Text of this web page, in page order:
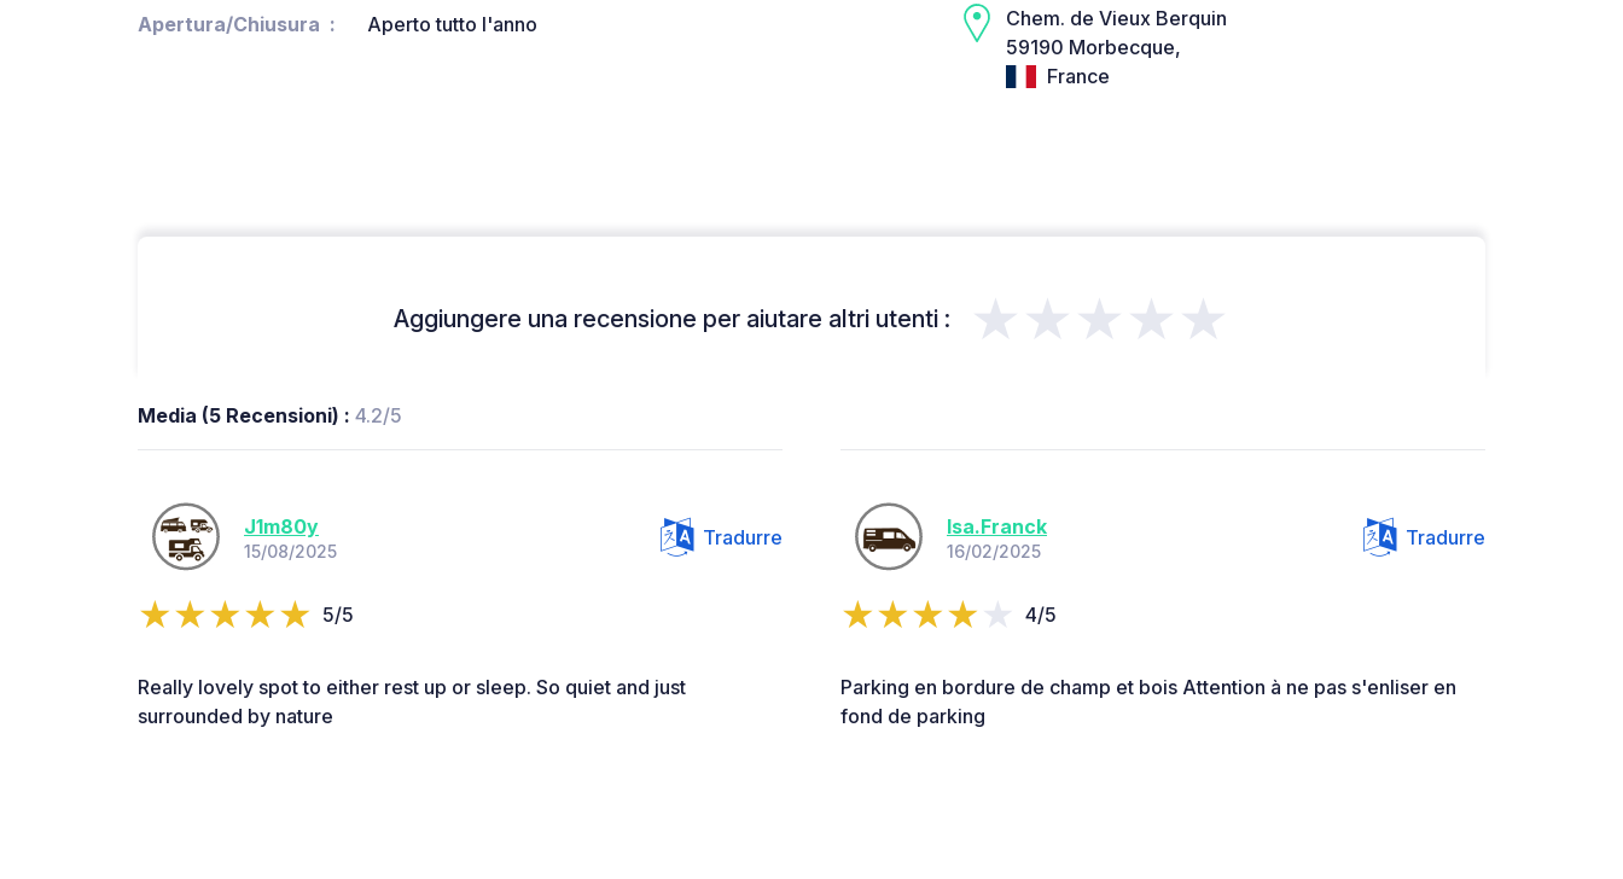
Apertura/Chiusura
Aperto tutto l'anno
Chem. de Vieux Berquin
59190 Morbecque,
France
Aggiungere una recensione per aiutare altri utenti : ★★★★★
Media (5 Recensioni) : 4.2/5
J1m80y
15/08/2025
Tradurre
5/5
Really lovely spot to either rest up or sleep. So quiet and just
surrounded by nature
Isa.Franck
16/02/2025
Tradurre
4/5
Parking en bordure de champ et bois Attention à ne pas s'enliser en
fond de parking